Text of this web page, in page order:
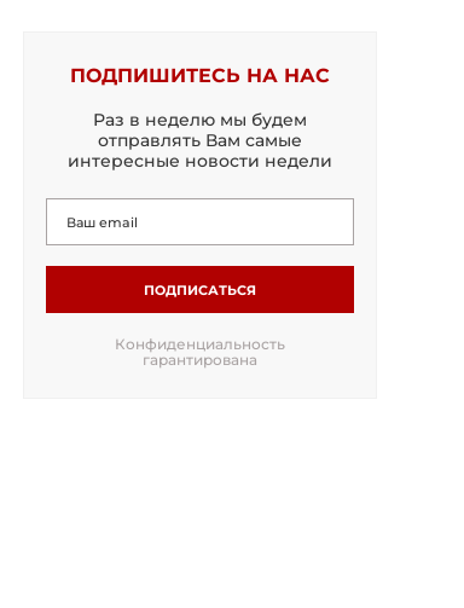
ПОДПИШИТЕСЬ НА НАС
Раз в неделю мы будем
отправлять Вам самые
интересные новости недели
ПОДПИСАТЬСЯ
Конфиденциальность
гарантирована